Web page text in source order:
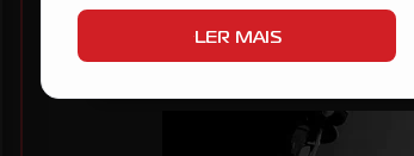
LER MAIS